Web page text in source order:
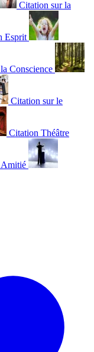
Citation sur la
Esprit
Conscience
Citation sur le
Citation Théâtre